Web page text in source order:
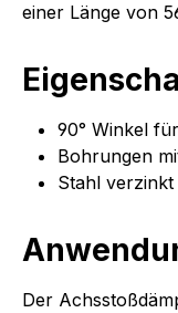
einer Länge von
90° Winkel
Bohrungen
Stahl
Der